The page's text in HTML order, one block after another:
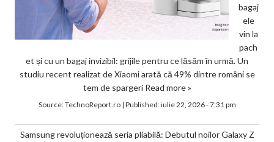
bagaj
ele
vin la
pach
et și cu un bagaj invizibil: grijile pentru ce lăsăm în urmă. Un
studiu recent realizat de Xiaomi arată că 49% dintre români se
tem de spargeri Read more »
Source:TechnoReport.ro| Published:iulie 22, 2026 - 7:31 pm
Samsung revoluționează seria pliabilă: Debutul noilor Galaxy Z